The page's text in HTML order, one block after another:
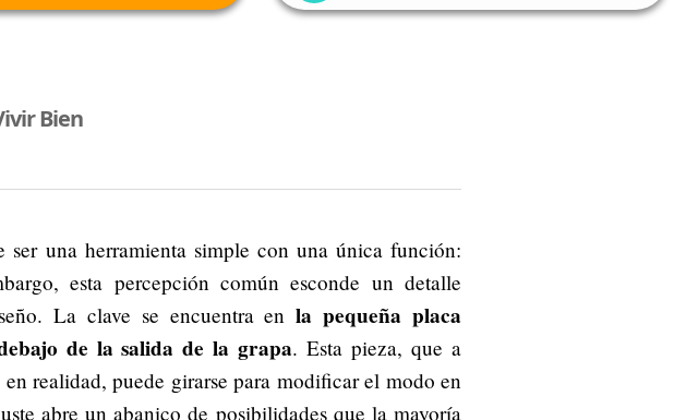
Bien
ser una herramienta simple con una única función:
esta percepción común esconde un detalle
La clave se encuentra enla pequeña placa
de la salida de la grapa. Esta pieza, que a
realidad, puede girarse para modificar el modo en
abre un abanico de posibilidades que la mayoría